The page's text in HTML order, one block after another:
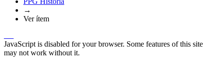
→
Ver ítem
JavaScript is disabled for your browser. Some features of this site
may not work without it.